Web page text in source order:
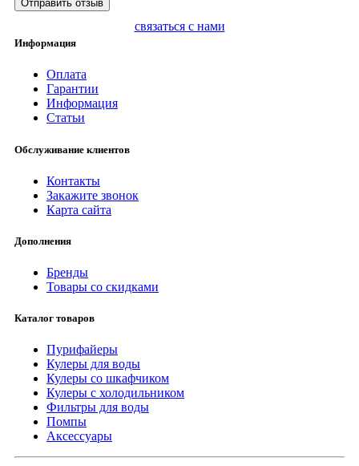
Отправить отзыв
связаться с нами
Информация
Оплата
Гарантии
Информация
Статьи
Обслуживание клиентов
Контакты
Закажите звонок
Карта сайта
Дополнения
Бренды
Товары со скидками
Каталог товаров
Пурифайеры
Кулеры для воды
Кулеры со шкафчиком
Кулеры с холодильником
Фильтры для воды
Помпы
Аксессуары